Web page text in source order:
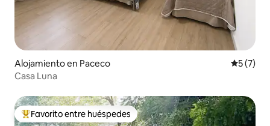
Alojamiento en Paceco
5 (7)
Casa Luna
Favorito entre huéspedes preferido
Favorito entre huéspedes